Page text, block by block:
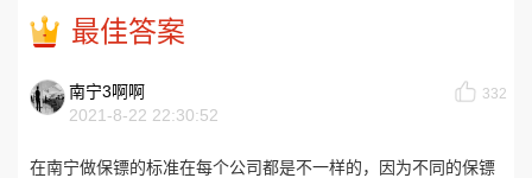
最佳答案
南宁3啊啊
2021-8-22 22:30:52
332
在南宁做保镖的标准在每个公司都是不一样的，因为不同的保镖